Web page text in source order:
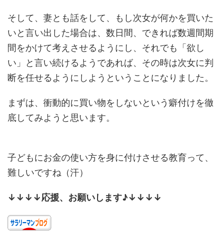
そして、妻とも話をして、もし次女が何かを買いた
いと言い出した場合は、数日間、できれば数週間期
間をかけて考えさせるようにし、それでも「欲し
い」と言い続けるようであれば、その時は次女に判
断を任せるようにしようということになりました。
まずは、衝動的に買い物をしないという癖付けを徹
底してみようと思います。
子どもにお金の使い方を身に付けさせる教育って、
難しいですね（汗）
↓↓↓↓応援、お願いします♪↓↓↓↓